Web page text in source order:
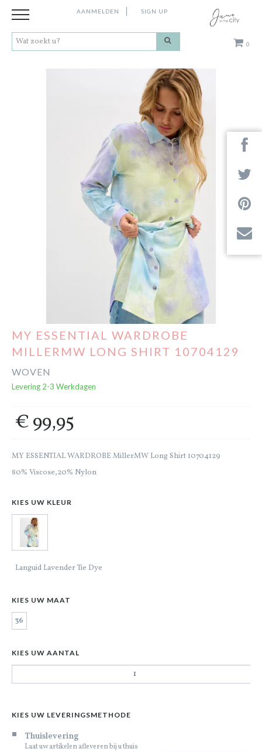
0
AANMELDEN SIGN UP
Outlet
Next
MY ESSENTIAL WARDROBE
MILLERMW LONG SHIRT 10704129
WOVEN
Levering 2-3 Werkdagen
€ 99,95
MY ESSENTIAL WARDROBE MillerMW Long Shirt 10704129
80% Viscose,20% Nylon
KIES UW KLEUR
Languid Lavender Tie Dye
KIES UW MAAT
36
KIES UW AANTAL
KIES UW LEVERINGSMETHODE
Thuislevering
Laat uw artikelen afleveren bij u thuis